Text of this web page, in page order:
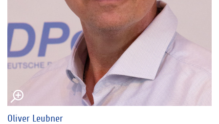
Oliver Leubner